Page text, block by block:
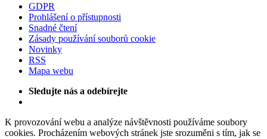
GDPR
Prohlášení o přístupnosti
Snadné čtení
Zásady používání souborů cookie
Novinky
RSS
Mapa webu
Sledujte nás a odebírejte
K provozování webu a analýze návštěvnosti používáme soubory
cookies. Procházením webových stránek jste srozuměni s tím, jak se